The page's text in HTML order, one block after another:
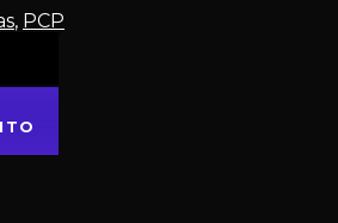
, PCP